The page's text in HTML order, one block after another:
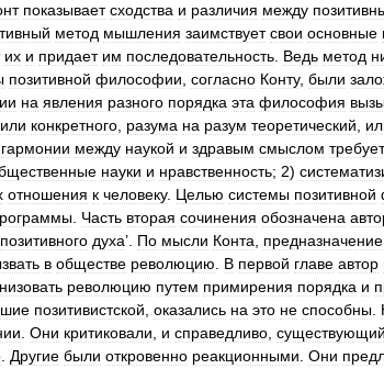
показывает сходства и различия между
метод мышления заимствует свои основные
их и придает им последовательность Ведь метод
позитивной философии согласно Конту, были
на явления разного порядка эта философия
или конкретного разума на разум теоретический
гармонии между наукой и здравым смыслом требует
науки и нравственность; 2)
отношения к человеку. Целью системы позитивной
Часть вторая сочинения обозначена
позитивного духа’. По мысли Конта предназначение
в обществе революцию В первой главе автор
революцию путем примирения порядка и
позитивистской оказались на это не способны
Они критиковали и справедливо существующий
Другие были откровенно реакционными Они